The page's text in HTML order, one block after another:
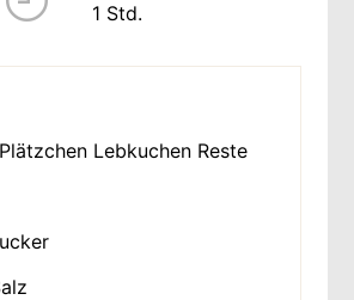
1 Std.
Plätzchen Lebkuchen Reste